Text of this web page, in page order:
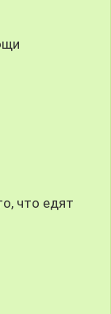
что едят